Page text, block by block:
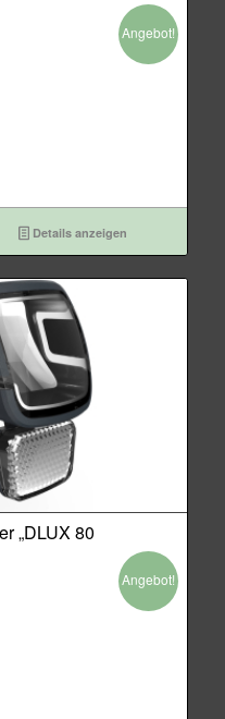
Angebot!
Details anzeigen
„DLUX 80
Angebot!